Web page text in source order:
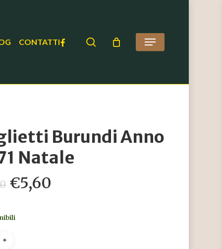
CONTATTIFACEBOOK search Menu
Burundi Anno
Natale
Il
prezzo
originale
€5,60